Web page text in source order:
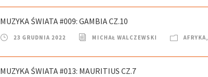
MUZYKA ŚWIATA #009: GAMBIA CZ.10
23 GRUDNIA 2022 MICHAŁ WALCZEWSKI AFRYKA,
MUZYKA ŚWIATA #013: MAURITIUS CZ.7